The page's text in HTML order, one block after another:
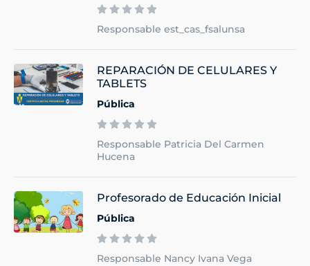
Responsable est_cas_fsalunsa
REPARACIÓN DE CELULARES Y
TABLETS
Pública
Responsable Patricia Del Carmen
Hucena
Profesorado de Educación Inicial
Pública
Responsable Nancy Ivana Vega